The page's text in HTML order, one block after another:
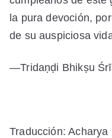
la pura devoción,
de su auspiciosa
—Tridaṇḍi Bhikṣu
Traducción: Acharya